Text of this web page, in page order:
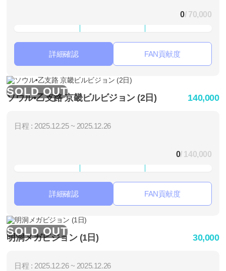
0/ 70,000
詳細確認 FAN貢献度
SOLD OUT
ソウル•乙支路 京畿ビルビジョン (2日) 140,000
日程 : 2025.12.25 ~ 2025.12.26
0/ 140,000
詳細確認 FAN貢献度
SOLD OUT
明洞メガビジョン (1日) 30,000
日程 : 2025.12.26 ~ 2025.12.26